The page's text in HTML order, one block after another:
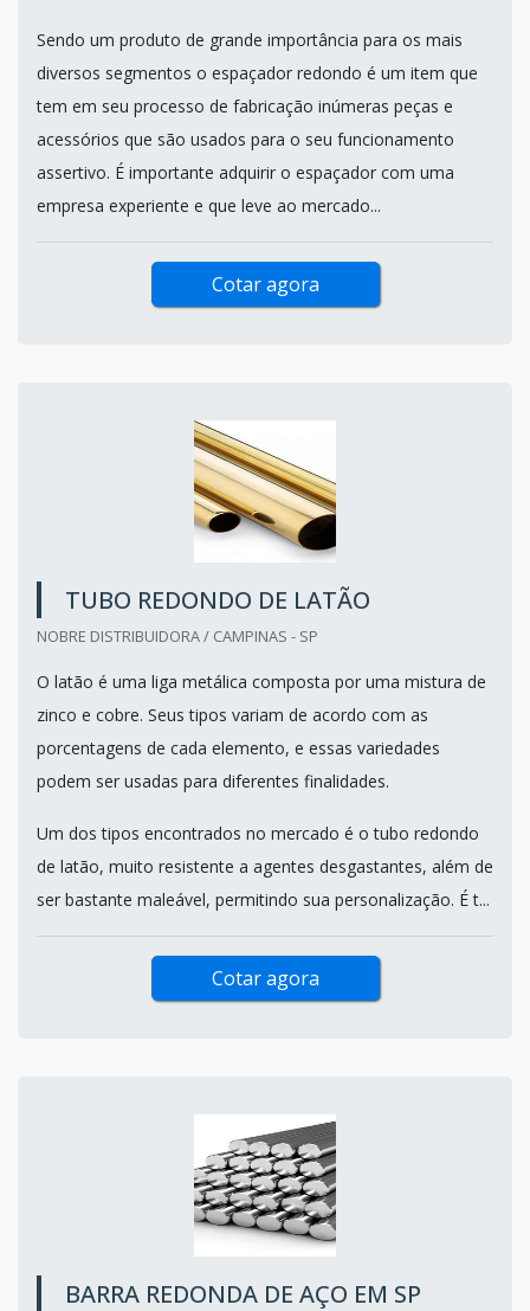
Sendo um produto de grande importância para os mais
diversos segmentos o espaçador redondo é um item que
tem em seu processo de fabricação inúmeras peças e
acessórios que são usados para o seu funcionamento
assertivo. É importante adquirir o espaçador com uma
empresa experiente e que leve ao mercado...
Cotar agora
TUBO REDONDO DE LATÃO
NOBRE DISTRIBUIDORA / CAMPINAS - SP
O latão é uma liga metálica composta por uma mistura de
zinco e cobre. Seus tipos variam de acordo com as
porcentagens de cada elemento, e essas variedades
podem ser usadas para diferentes finalidades.
Um dos tipos encontrados no mercado é o tubo redondo
de latão, muito resistente a agentes desgastantes, além de
ser bastante maleável, permitindo sua personalização. É t...
Cotar agora
BARRA REDONDA DE AÇO EM SP